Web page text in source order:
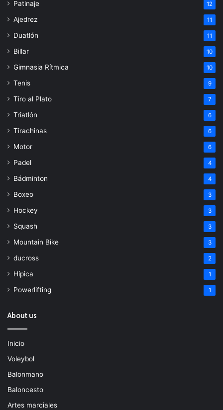
Patinaje 12
Ajedrez 11
Duatlón 11
Billar 10
Gimnasia Rítmica 10
Tenis 9
Tiro al Plato 7
Triatlón 6
Tirachinas 6
Motor 6
Padel 4
Bádminton 4
Boxeo 3
Hockey 3
Squash 3
Mountain Bike 3
ducross 2
Hípica 1
Powerlifting 1
About us
Inicio
Voleybol
Balonmano
Baloncesto
Artes marciales